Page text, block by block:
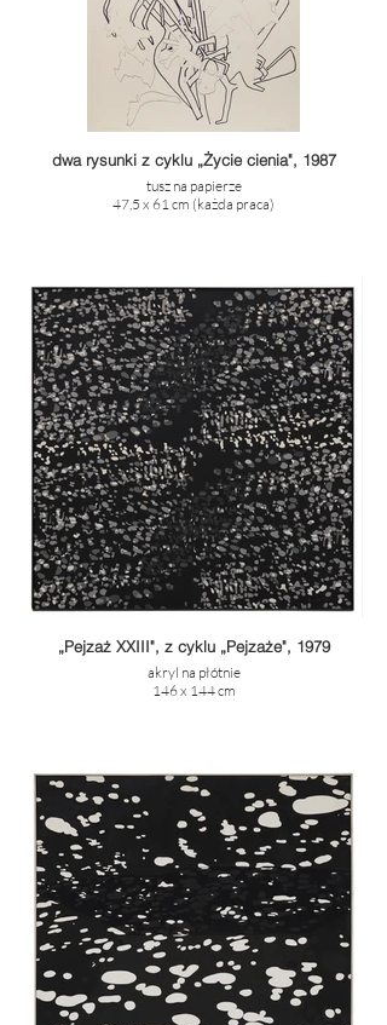
dwa rysunki z cyklu „Życie cienia", 1987
tusz na papierze
47,5 x 61 cm (każda praca)
„Pejzaż XXIII", z cyklu „Pejzaże", 1979
akryl na płótnie
146 x 144 cm